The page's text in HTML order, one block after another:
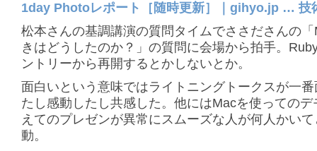
1day Photoレポート［随時更新］｜gihyo.jp … 技
松本さんの基調講演の質問タイムでささださんの
きはどうしたのか？」の質問に会場から拍手。
ントリーから再開するとかしないとか。
面白いという意味ではライトニングトークスが一
たし感動したし共感した。他にはMacを使ってのデ
えてのプレゼンが異常にスムーズな人が何人かい
動。